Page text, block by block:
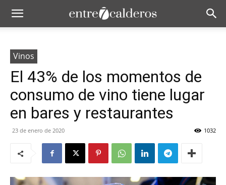
Vinos
El 43% de los momentos de
consumo de vino tiene lugar
en bares y restaurantes
23 de enero de 2020 1032